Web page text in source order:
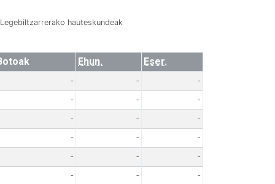
hauteskundeak
Ehun.
Eser.
- -
-
- -
-
- -
-
- -
-
- -
-
- -
-